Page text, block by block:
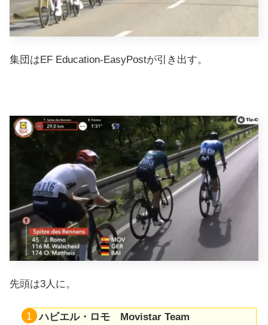
集団はEF Education-EasyPostが引き出す。
先頭は3人に。
ハビエル・ロモ Movistar Team